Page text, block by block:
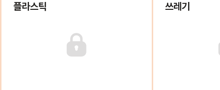
플라스틱 쓰레기